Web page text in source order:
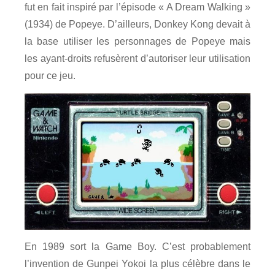
fut en fait inspiré par l’épisode « A Dream Walking »
(1934) de Popeye. D’ailleurs, Donkey Kong devait à
la base utiliser les personnages de Popeye mais
les ayant-droits refusèrent d’autoriser leur utilisation
pour ce jeu.
En 1989 sort la Game Boy. C’est probablement
l’invention de Gunpei Yokoi la plus célèbre dans le